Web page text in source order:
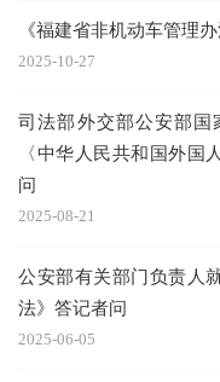
《福建省非机动车管理
2025-10-27
司法部外交部公安部国
〈中华人民共和国外国
问
2025-08-21
公安部有关部门负责人
法》答记者问
2025-06-05